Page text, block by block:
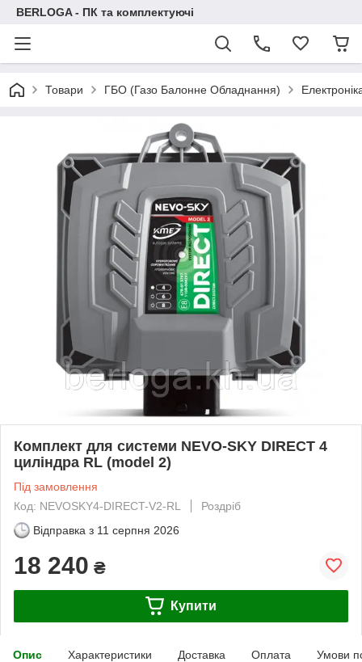
BERLOGA - ПК та комплектуючі
Товари ГБО (Газо Балонне Обладнання)
Комплект для системи NEVO-SKY DIRECT 4
циліндра RL (model 2)
Під замовлення
Код: NEVOSKY4-DIRECT-V2-RL
Роздріб
Відправка з 11 серпня 2026
18 240 ₴
Купити
Опис Характеристики Доставка Оплата Умови